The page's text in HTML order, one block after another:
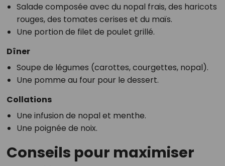
Salade composée avec du nopal frais, des haricots
rouges, des tomates cerises et du maïs.
Une portion de filet de poulet grillé.
Dîner
Soupe de légumes (carottes, courgettes, nopal).
Une pomme au four pour le dessert.
Collations
Une infusion de nopal et menthe.
Une poignée de noix.
Conseils pour maximiser